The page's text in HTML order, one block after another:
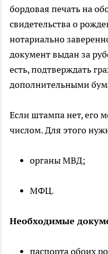
бордовая печать на
свидетельства о
нотариально
документ выдан за
есть, подтверждать
дополнительными
Если штампа нет, его
числом. Для этого
органы МВД;
МФЦ.
Необходимые
паспорта обоих